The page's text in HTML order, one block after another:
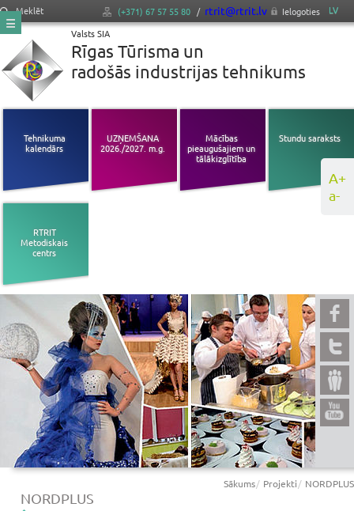
A+
a-
Meklēt (+371) 67 57 55 80 / rtrit@rtrit.lv Ielogoties
LV
Valsts SIA
Rīgas Tūrisma un
radošās industrijas tehnikums
Tehnikuma
kalendārs
UZŅEMŠANA
2026./2027. m.g.
Mācības
pieaugušajiem un
tālākizglītība
Stundu saraksts
RTRIT
Metodiskais
centrs
Sākums Projekti NORDPLUS
NORDPLUS